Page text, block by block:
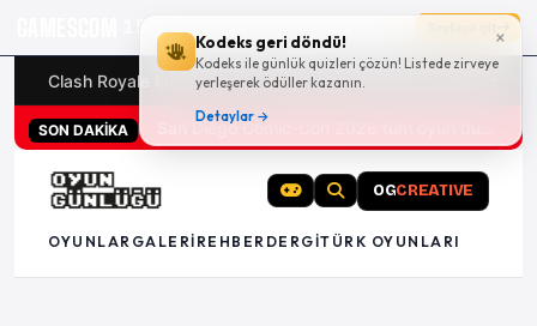
×
Kodeks geri döndü!
Kodeks ile günlük quizleri çözün! Listede zirveye
yerleşerek ödüller kazanın.
Detaylar →
15g 10:31:06
Clash Royale kodları Türk oyunları (PC ve konsollar) -
SON DAKİKA
OGCREATIVE
OYUNLAR GALERI REHBER DERGITÜRK OYUNLARI